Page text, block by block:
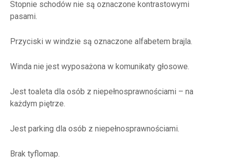
Stopnie schodów nie są oznaczone kontrastowymi
pasami.
Przyciski w windzie są oznaczone alfabetem brajla.
Winda nie jest wyposażona w komunikaty głosowe.
Jest toaleta dla osób z niepełnosprawnościami – na
każdym piętrze.
Jest parking dla osób z niepełnosprawnościami.
Brak tyflomap.